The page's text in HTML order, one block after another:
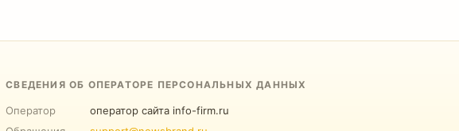
СВЕДЕНИЯ ОБ ОПЕРАТОРЕ ПЕРСОНАЛЬНЫХ ДАННЫХ
Оператор
оператор сайта info-firm.ru